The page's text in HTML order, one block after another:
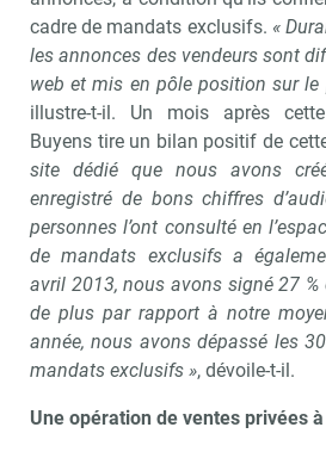
cadre de mandats exclusifs. «
les annonces des vendeurs sont
web et mis en pôle position sur le
illustre-t-il. Un mois après
Buyens tire un bilan positif de
site dédié que nous avons
enregistré de bons chiffres
personnes l’ont consulté en
de mandats exclusifs a
avril 2013, nous avons signé 27
de plus par rapport à notre
année, nous avons dépassé les
mandats exclusifs », dévoile-t-il.
Une opération de ventes privées